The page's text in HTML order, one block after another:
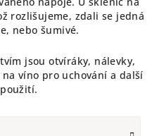
rozlišujeme, zdali se jedná
nebo šumivé.
jsou otvíráky, nálevky,
víno pro uchování a další